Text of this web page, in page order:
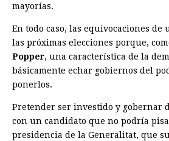
mayorías.
En todo caso, las equivocaciones de
las próximas elecciones porque,
Popper, una característica de la
básicamente echar gobiernos del
ponerlos.
Pretender ser investido y gobernar
con un candidato que no podría
presidencia de la Generalitat, que